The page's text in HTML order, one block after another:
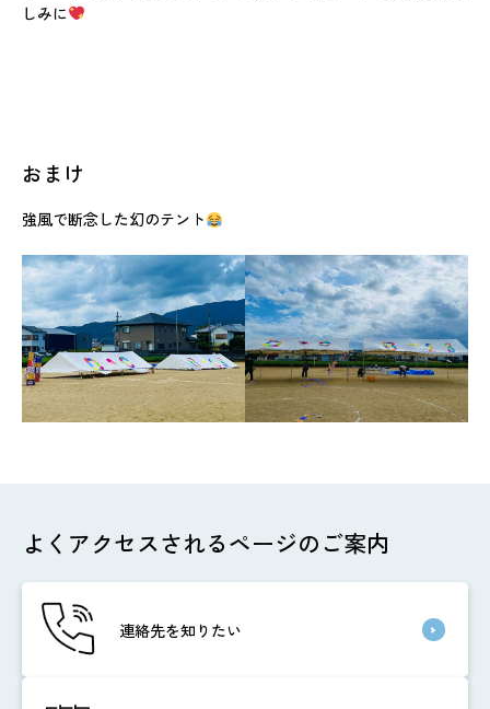
しみに
おまけ
強風で断念した幻のテント
よくアクセスされるページのご案内
連絡先を知りたい